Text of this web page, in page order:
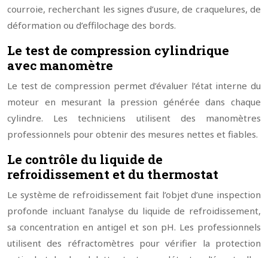
courroie, recherchant les signes d’usure, de craquelures, de
déformation ou d’effilochage des bords.
Le test de compression cylindrique
avec manomètre
Le test de compression permet d’évaluer l’état interne du
moteur en mesurant la pression générée dans chaque
cylindre. Les techniciens utilisent des manomètres
professionnels pour obtenir des mesures nettes et fiables.
Le contrôle du liquide de
refroidissement et du thermostat
Le système de refroidissement fait l’objet d’une inspection
profonde incluant l’analyse du liquide de refroidissement,
sa concentration en antigel et son pH. Les professionnels
utilisent des réfractomètres pour vérifier la protection